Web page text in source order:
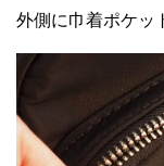
外側に巾着ポケッ